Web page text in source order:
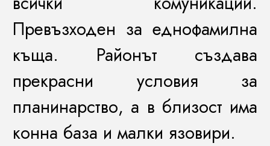
Превъзходен за еднофамилна
къща. Районът създава
прекрасни условия за
планинарство, а в близост има
конна база и малки язовири.